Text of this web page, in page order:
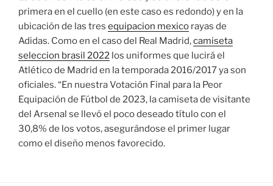
primera en el cuello (en este caso es redondo) y en la
ubicación de las tres equipacion mexico rayas de
Adidas. Como en el caso del Real Madrid,camiseta
seleccion brasil 2022 los uniformes que lucirá el
Atlético de Madrid en la temporada 2016/2017 ya son
oficiales. “En nuestra Votación Final para la Peor
Equipación de Fútbol de 2023, la camiseta de visitante
del Arsenal se llevó el poco deseado título con el
30,8% de los votos, asegurándose el primer lugar
como el diseño menos favorecido.